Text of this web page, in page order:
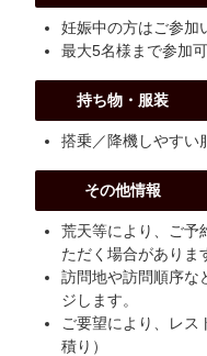
妊娠中の方はご参加
最大5名様まで参加
持ち物・服装
搭乗／降機しやすい
その他情報
荒天等により、ご予
ただく場合がありま
訪問地や訪問順序な
ジします。
ご要望により、レス
積り）